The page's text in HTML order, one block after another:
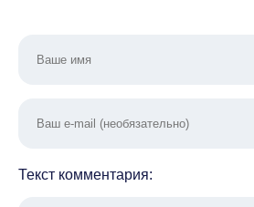
Текст комментария: